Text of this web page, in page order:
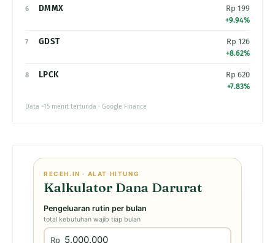
6 DMMX Rp 199
+9.94%
7 GDST Rp 126
+8.62%
8 LPCK Rp 620
+7.83%
Data ~15 menit tertunda · Google Finance
RECEH.IN · ALAT HITUNG
Kalkulator Dana Darurat
Pengeluaran rutin per bulan
total kebutuhan wajib tiap bulan
Rp